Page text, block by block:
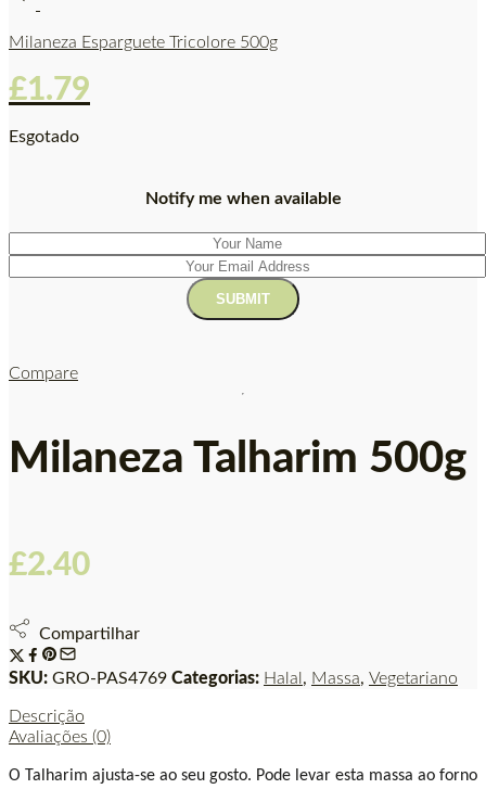
Milaneza Talharim 500g
Milaneza Esparguete Tricolore 500g
£1.79
£2.40
Esgotado
Notify me when available
Compare
Compartilhar
SKU: GRO-PAS4769 Categorias: Halal , Massa, Vegetariano
Descrição
Avaliações (0)
O Talharim ajusta-se ao seu gosto. Pode levar esta massa ao forno